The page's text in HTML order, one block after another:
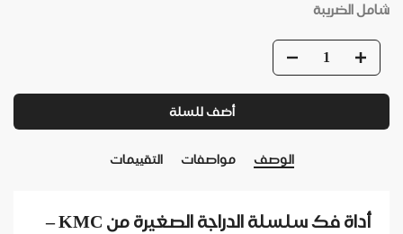
شامل الضريبة
أضف للسلة
الوصف مواصفات التقييمات
أداة فك سلسلة الدراجة الصغيرة من KMC –